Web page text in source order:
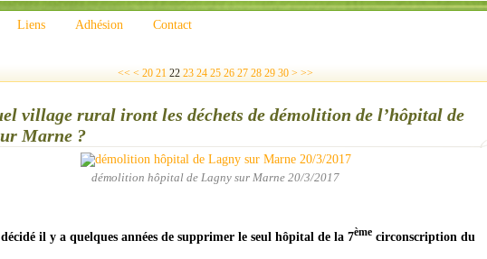
Liens Adhésion Contact
<< < 10
20 21 22 23 24 25 26 27 28 29 30 40
50
60
> >>
village rural iront les déchets de démolition de l’hôpital de
Marne ?
démolition hôpital de Lagny sur Marne 20/3/2017
il y a quelques années de supprimer le seul hôpital de la 7ème circonscription du